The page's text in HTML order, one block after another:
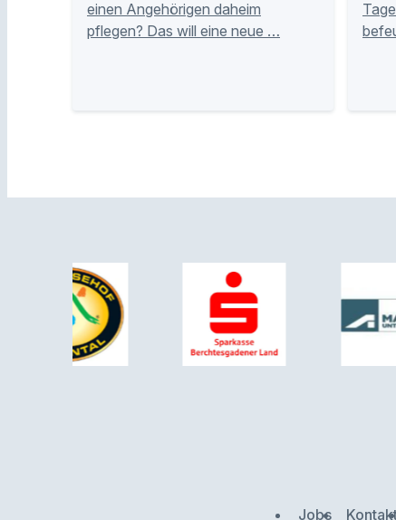
einen Angehörigen daheim
pflegen? Das will eine neue …
Jobs